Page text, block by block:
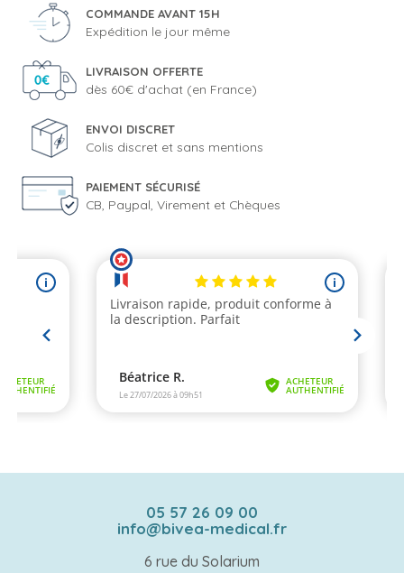
COMMANDE AVANT 15H
Expédition le jour même
LIVRAISON OFFERTE
dès 60€ d'achat (en France)
ENVOI DISCRET
Colis discret et sans mentions
PAIEMENT SÉCURISÉ
CB, Paypal, Virement et Chèques
05 57 26 09 00
info@bivea-medical.fr
6 rue du Solarium